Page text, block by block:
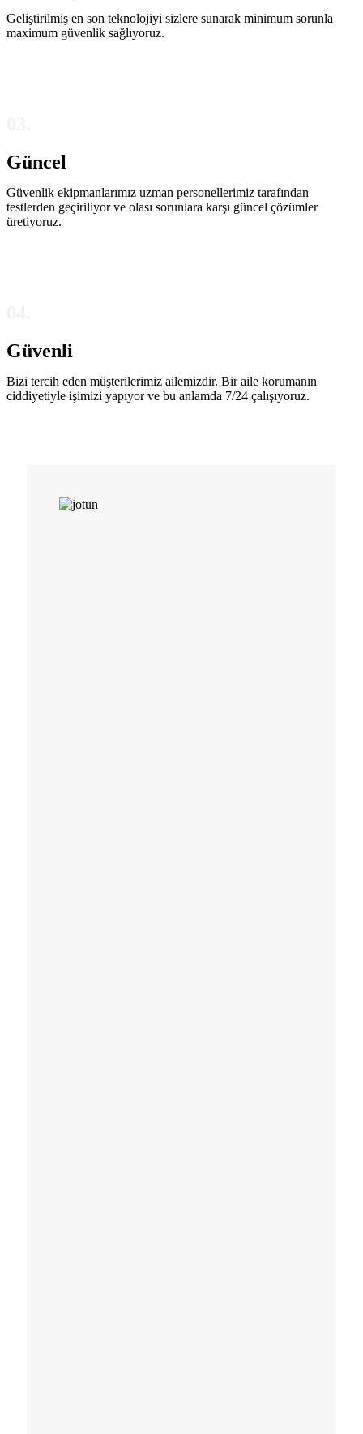
Geliştirilmiş en son teknolojiyi sizlere sunarak minimum sorunla
maximum güvenlik sağlıyoruz.
Güncel
Güvenlik ekipmanlarımız uzman personellerimiz tarafından
testlerden geçiriliyor ve olası sorunlara karşı güncel çözümler
üretiyoruz.
Güvenli
Bizi tercih eden müşterilerimiz ailemizdir. Bir aile korumanın
ciddiyetiyle işimizi yapıyor ve bu anlamda 7/24 çalışıyoruz.